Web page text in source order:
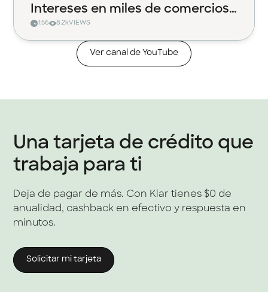
Intereses en miles de comercios
con Klar
1:56 8.2kVIEWS
Ver canal de YouTube
Una tarjeta de crédito que
trabaja para ti
Deja de pagar de más. Con Klar tienes $0 de
anualidad, cashback en efectivo y respuesta en
minutos.
Solicitar mi tarjeta